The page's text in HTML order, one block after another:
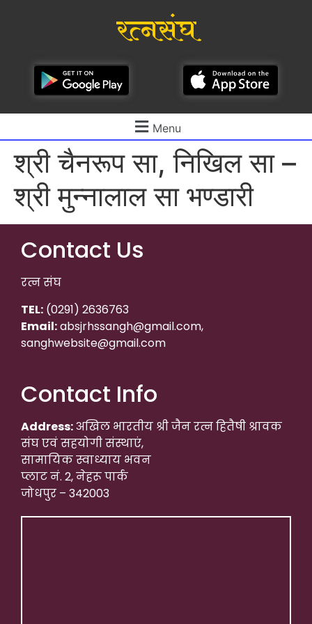
रत्नसंघ
Menu
श्री चैनरूप सा, निखिल सा –
श्री मुन्नालाल सा भण्डारी
Contact Us
रत्न संघ
TEL: (0291) 2636763
Email:absjrhssangh@gmail.com,
sanghwebsite@gmail.com
Contact Info
Address:अखिल भारतीय श्री जैन रत्न हितैषी श्रावक
संघ एवं सहयोगी संस्थाएं,
सामायिक स्वाध्याय भवन
प्लाट नं. 2, नेहरू पार्क
जोधपुर – 342003